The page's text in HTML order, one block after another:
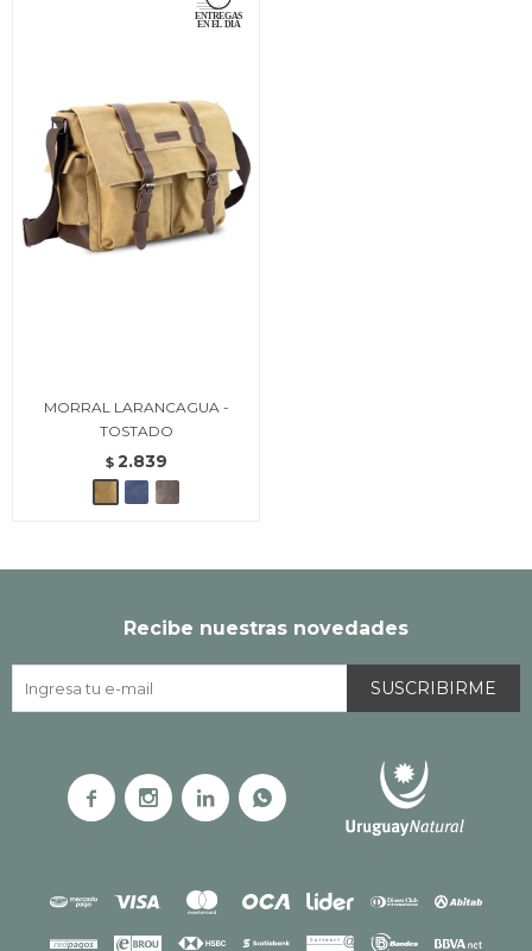
MORRAL LARANCAGUA -
TOSTADO
$ 2.839
Recibe nuestras novedades
SUSCRIBIRME
   